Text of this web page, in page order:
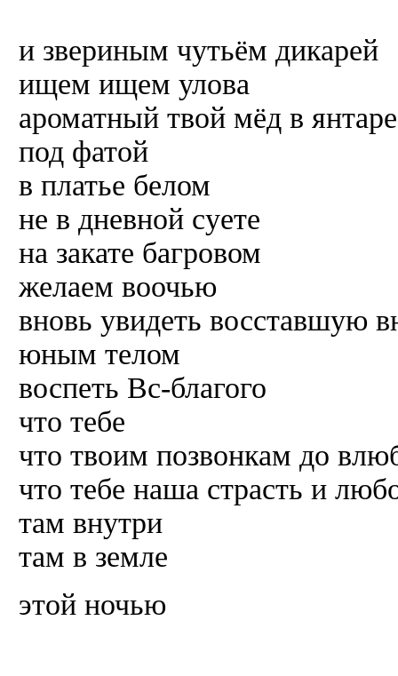
и звериным чутьём дикарей
ищем ищем улова
ароматный твой мёд в янтаре
под фатой
в платье белом
не в дневной суете
на закате багровом
желаем воочью
вновь увидеть восставшую
юным телом
воспеть Вс-благого
что тебе
что твоим позвонкам до
что тебе наша страсть и
там внутри
там в земле
этой ночью